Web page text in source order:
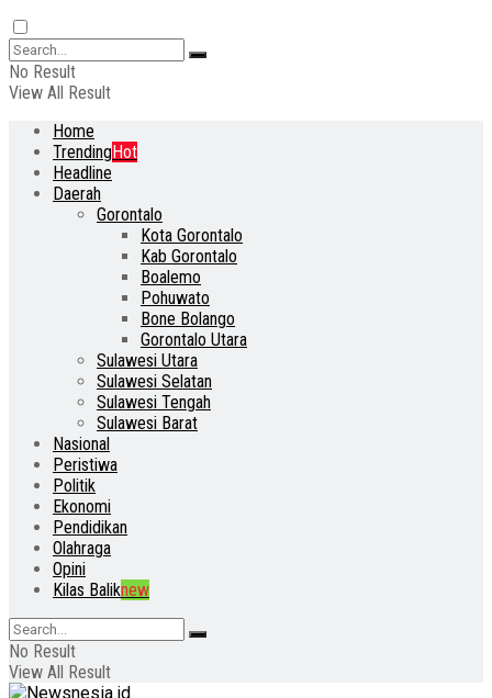
No Result
View All Result
Home
TrendingHot
Headline
Daerah
Gorontalo
Kota Gorontalo
Kab Gorontalo
Boalemo
Pohuwato
Bone Bolango
Gorontalo Utara
Sulawesi Utara
Sulawesi Selatan
Sulawesi Tengah
Sulawesi Barat
Nasional
Peristiwa
Politik
Ekonomi
Pendidikan
Olahraga
Opini
Kilas Baliknew
No Result
View All Result